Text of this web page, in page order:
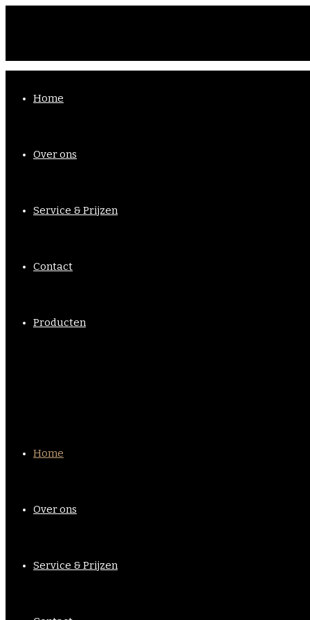
Home
Over ons
Service & Prijzen
Contact
Producten
Home
Over ons
Service & Prijzen